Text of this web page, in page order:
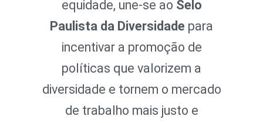
equidade, une-se ao Selo
Paulista da Diversidade para
incentivar a promoção de
políticas que valorizem a
diversidade e tornem o mercado
de trabalho mais justo e